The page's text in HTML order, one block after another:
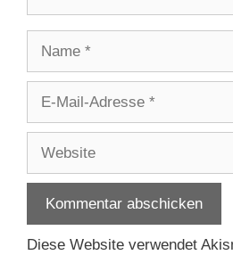
Adresse
Diese Website verwendet